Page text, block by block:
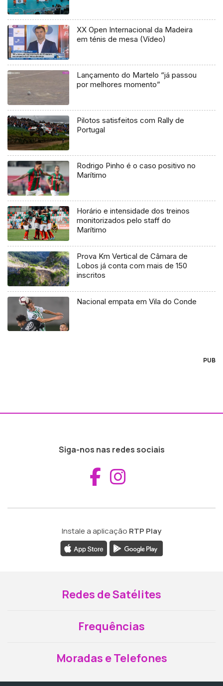
XX Open Internacional da Madeira
em ténis de mesa (Vídeo)
Lançamento do Martelo “já passou
por melhores momento”
Pilotos satisfeitos com Rally de
Portugal
Rodrigo Pinho é o caso positivo no
Marítimo
Horário e intensidade dos treinos
monitorizados pelo staff do
Marítimo
Prova Km Vertical de Câmara de
Lobos já conta com mais de 150
inscritos
Nacional empata em Vila do Conde
PUB
Siga-nos nas redes sociais
Aceder ao
Instale a aplicação RTP Play
Redes de Satélites
Frequências
Moradas e Telefones